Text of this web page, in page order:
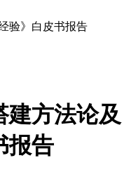
验》白皮书报告
建方法论及
报告